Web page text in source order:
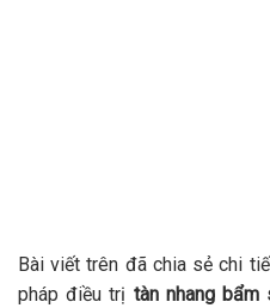
Bài viết trên đã chia sẻ chi
pháp điều trị tàn nhang bẩm